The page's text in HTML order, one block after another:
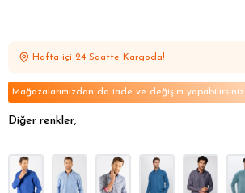
Hafta içi 24 Saatte Kargoda!
Mağazalarımızdan da iade ve değişim yapabilirsiniz
Diğer renkler;